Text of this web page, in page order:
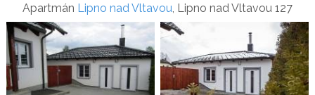
Apartmán Lipno nad Vltavou , Lipno nad Vltavou 127